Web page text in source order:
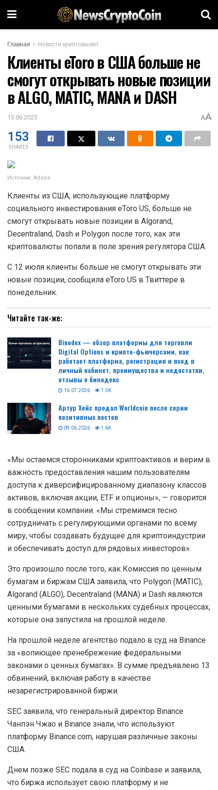
Главная Новости криптовалют
Клиенты eToro в США больше не
смогут открывать новые позиции
в ALGO, MATIC, MANA и DASH
13.06.2023 AA
153
SHARES
Источник: Adobe
Клиенты из США, использующие платформу
социального инвестирования eToro US, больше не
смогут открывать новые позиции в Algorand,
Decentraland, Dash и Polygon после того, как эти
криптовалюты попали в поле зрения регулятора США.
С 12 июля клиенты больше не смогут открывать эти
новые позиции, сообщила eToro US в Твиттере в
понедельник.
Читайте так-же:
Binodex — обзор платформы для торговли
Digital Options и крипто-фьючерсами, как
работает платформа, регистрация и вход в
личный кабинет, преимущества и недостатки,
отзывы о бинодекс
16.07.2026 1.5K
Артур Хейс продал Worldcoin после серии
позитивных постов
09.06.2026 1.6K
«Мы остаемся сторонниками криптоактивов и верим в
важность предоставления нашим пользователям
доступа к диверсифицированному диапазону классов
активов, включая акции, ETF и опционы», — говорится
в сообщении компании. «Мы стремимся тесно
сотрудничать с регулирующими органами по всему
миру, чтобы создавать будущее для криптоиндустрии
и обеспечивать доступ для рядовых инвесторов».
Это произошло после того, как Комиссия по ценным
бумагам и биржам США заявила, что Polygon (MATIC),
Algorand (ALGO), Decentraland (MANA) и Dash являются
ценными бумагами в нескольких судебных процессах,
которые она запустила на прошлой неделе.
На прошлой неделе агентство подало в суд на Binance
за «вопиющее пренебрежение федеральными
законами о ценных бумагах». В сумме предъявлено 13
обвинений, включая работу в качестве
незарегистрированной биржи.
SEC заявила, что генеральный директор Binance
Чанпэн Чжао и Binance знали, что используют
платформу Binance.com, нарушая различные законы
США.
Днем позже SEC подала в суд на Coinbase и заявила,
что биржа использует свою платформу и не